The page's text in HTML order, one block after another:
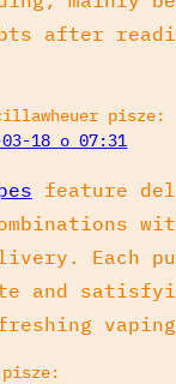
after
pisze:
03-18 o 07:31
feature
Each
and
vaping
pisze: